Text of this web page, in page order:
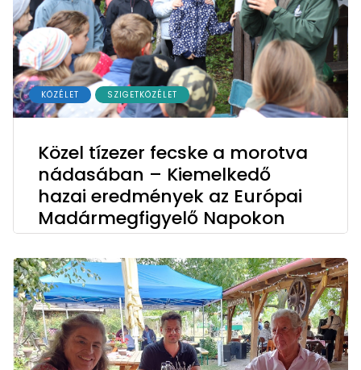
KÖZÉLET SZIGETKÖZÉLET
Közel tízezer fecske a morotva
nádasában – Kiemelkedő
hazai eredmények az Európai
Madármegfigyelő Napokon